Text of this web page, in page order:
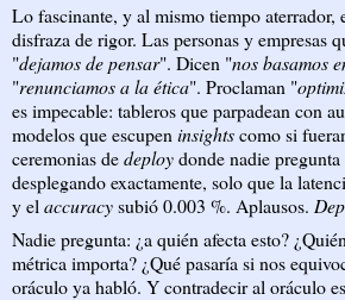
Lo fascinante, y al mismo tiempo aterrador,
disfraza de rigor. Las personas y empresas
"dejamos de pensar". Dicen "nos basamos
"renunciamos a la ética". Proclaman "
es impecable: tableros que parpadean con
modelos que escupen insightscomo si
ceremonias dedeploydonde nadie pregunta
desplegando exactamente, solo que la
y el accuracysubió 0.003 %. Aplausos.
Nadie pregunta: ¿a quién afecta esto?
métrica importa? ¿Qué pasaría si nos
oráculo ya habló. Y contradecir al oráculo